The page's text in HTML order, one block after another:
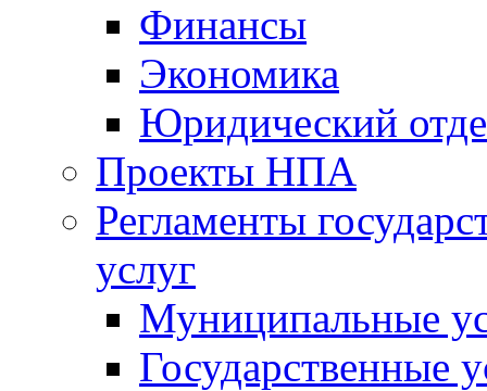
Финансы
Экономика
Юридический
Проекты НПА
Регламенты
услуг
Муниципальные
Государственные